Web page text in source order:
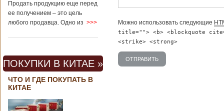
Продать продукцию еще перед
ее получением – это цель
любого продавца. Одно из >>>
ПОКУПКИ В КИТАЕ »
ЧТО И ГДЕ ПОКУПАТЬ В
КИТАЕ
Можно использовать следующие
title=""> <b> <blockquote
<strike> <strong>